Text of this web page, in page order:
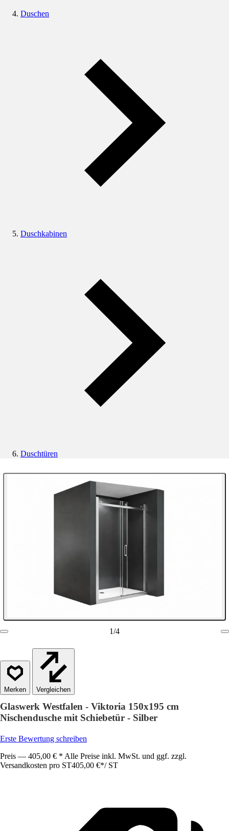
Duschen
Duschkabinen
Duschtüren
1/4
Vergleichen
Glaswerk Westfalen - Viktoria 150x195 cm
Nischendusche mit Schiebetür - Silber
Erste Bewertung schreiben
Preis — 405,00 € * Alle Preise inkl. MwSt. und ggf. zzgl.
Versandkosten pro ST405,00 €*/ ST